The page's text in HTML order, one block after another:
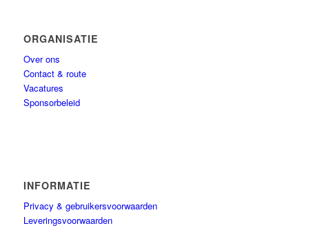
ORGANISATIE
Over ons
Contact & route
Vacatures
Sponsorbeleid
INFORMATIE
Privacy & gebruikersvoorwaarden
Leveringsvoorwaarden